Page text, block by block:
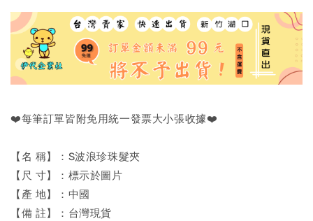
❤️每筆訂單皆附免用統一發票大小張收據❤️
【名 稱】：S波浪珍珠髮夾
【尺 寸】：標示於圖片
【產 地】：中國
【備 註】：台灣現貨